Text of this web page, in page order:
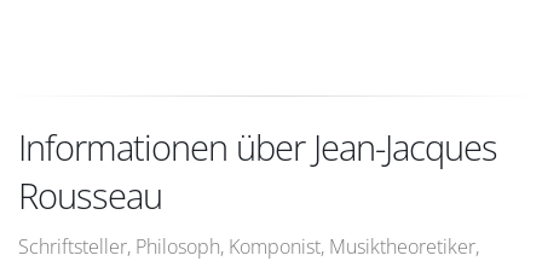
Informationen über Jean-Jacques
Rousseau
Schriftsteller, Philosoph, Komponist, Musiktheoretiker,